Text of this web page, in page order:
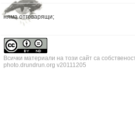
няма отговарящи;
Всички материали на този сайт са
photo.drundrun.org v20111205